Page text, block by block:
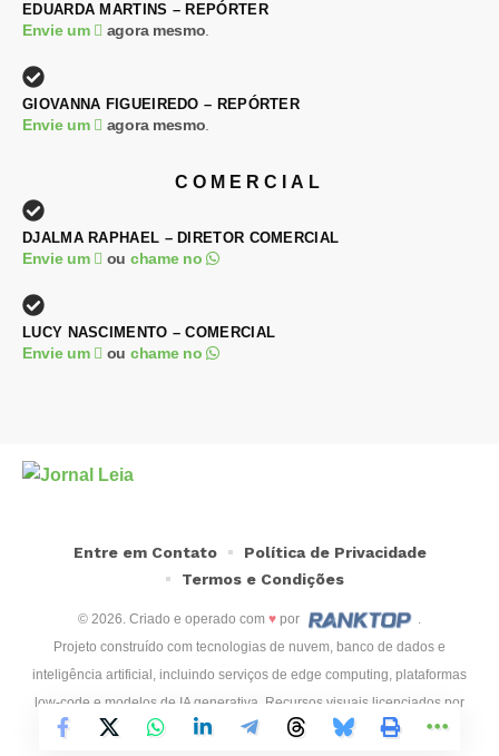
EDUARDA MARTINS – REPÓRTER
Envie um agora mesmo
GIOVANNA FIGUEIREDO – REPÓRTER
Envie um agora mesmo
COMERCIAL
DJALMA RAPHAEL – DIRETOR COMERCIAL
Envie um ou chame no
LUCY NASCIMENTO – COMERCIAL
Envie um ou chame no
© 2026. Criado e operado com ♥ por
.
Projeto construído com tecnologias de nuvem, banco de dados e
inteligência artificial, incluindo serviços de edge computing, plataformas
low-code e modelos de IA generativa. Recursos visuais licenciados por
Freepik,Flaticon, FontAwesome LottieFiles.
Entre em Contato
Política de Privacidade
Termos e Condições